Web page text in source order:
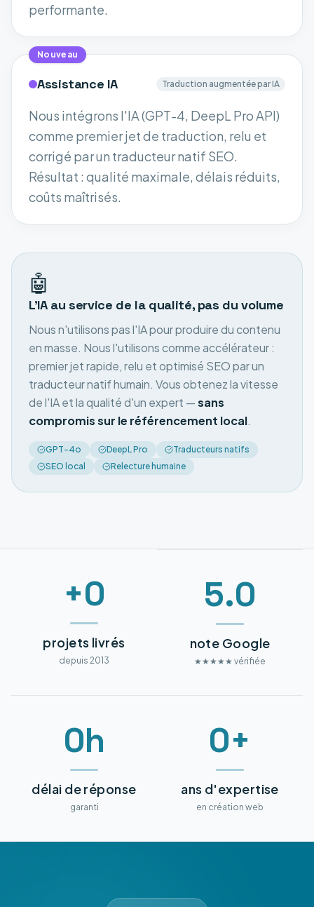
performante.
Nouveau
Assistance IA Traduction augmentée par IA
Nous intégrons l'IA (GPT-4, DeepL Pro API)
comme premier jet de traduction, relu et
corrigé par un traducteur natif SEO.
Résultat : qualité maximale, délais réduits,
coûts maîtrisés.
🤖
L'IA au service de la qualité, pas du volume
Nous n'utilisons pas l'IA pour produire du contenu
en masse. Nous l'utilisons comme accélérateur :
premier jet rapide, relu et optimisé SEO par un
traducteur natif humain. Vous obtenez la vitesse
de l'IA et la qualité d'un expert —sans
compromis sur le référencement local.
GPT-4o DeepL Pro
Traducteurs natifs
SEO local
Relecture humaine
+0
projets livrés
depuis 2013
5.0
note Google
★★★★★ vérifiée
0h
délai de réponse
garanti
0+
ans d'expertise
en création web